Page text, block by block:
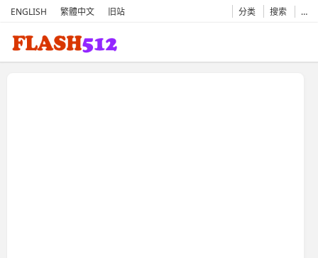
ENGLISH 繁體中文 旧站 分类 搜索 …